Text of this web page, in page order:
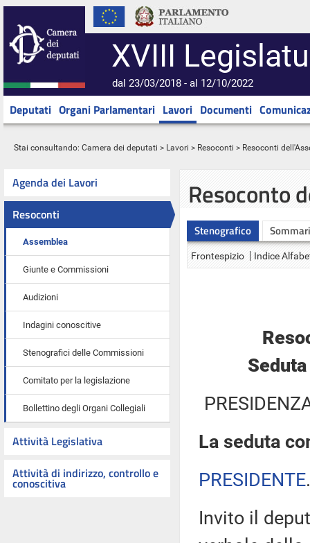
XVIII
dal 23/03/2018 - al 12/10/2022
Deputati Organi Parlamentari Lavori Documenti
Stai consultando: Camera dei deputati > Lavori > Resoconti > Resoconti
Agenda dei Lavori
Resoconti
Assemblea
Giunte e Commissioni
Audizioni
Indagini conoscitive
Stenografici delle Commissioni
Comitato per la legislazione
Bollettino degli Organi Collegiali
Attività Legislativa
Attività di indirizzo, controllo e
conoscitiva
Resoconto
Stenografico
Frontespizio Indice
La seduta
PRESIDENTE
Invito il